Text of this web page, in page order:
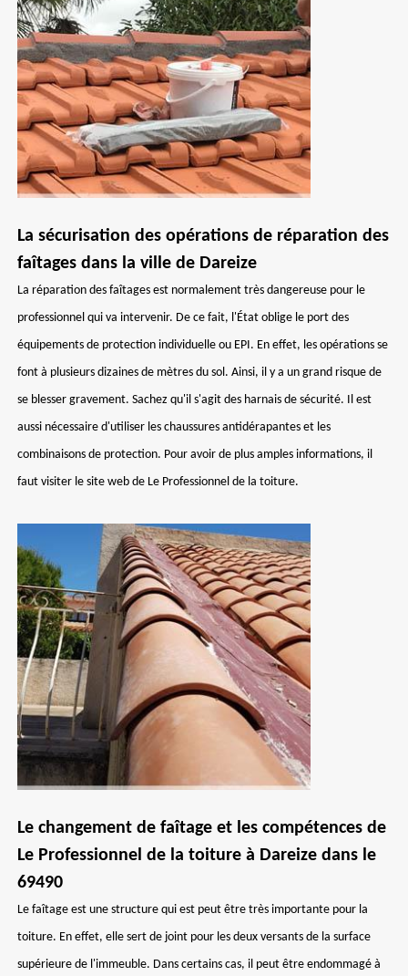
La sécurisation des opérations de réparation des
faîtages dans la ville de Dareize
La réparation des faîtages est normalement très dangereuse pour le
professionnel qui va intervenir. De ce fait, l'État oblige le port des
équipements de protection individuelle ou EPI. En effet, les opérations se
font à plusieurs dizaines de mètres du sol. Ainsi, il y a un grand risque de
se blesser gravement. Sachez qu'il s'agit des harnais de sécurité. Il est
aussi nécessaire d'utiliser les chaussures antidérapantes et les
combinaisons de protection. Pour avoir de plus amples informations, il
faut visiter le site web de Le Professionnel de la toiture.
Le changement de faîtage et les compétences de
Le Professionnel de la toiture à Dareize dans le
69490
Le faîtage est une structure qui est peut être très importante pour la
toiture. En effet, elle sert de joint pour les deux versants de la surface
supérieure de l'immeuble. Dans certains cas, il peut être endommagé à